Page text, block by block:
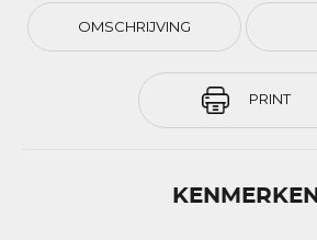
OMSCHRIJVING
PRINT
KENMERKEN